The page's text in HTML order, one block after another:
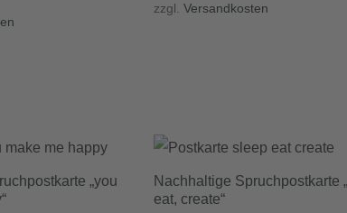
zzgl. Versandkosten
„you
Nachhaltige Spruchpostkarte
eat, create“